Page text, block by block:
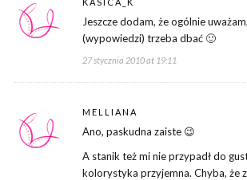
Jeszcze dodam, że ogólnie
(wypowiedzi) trzeba dbać 🙂
27 stycznia 2010 at 19:11
MELLIANA
Ano, paskudna zaiste 😉
A stanik też mi nie przypadł do
kolorystyka przyjemna. Chyba, że